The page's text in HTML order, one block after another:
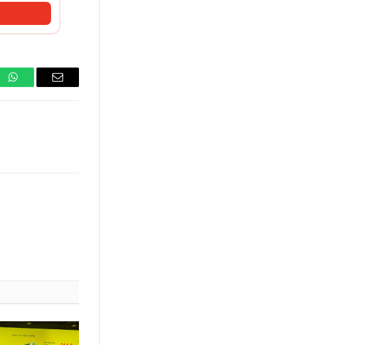
WhatsAppEmail